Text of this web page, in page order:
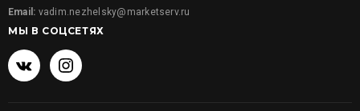
Email: vadim.nezhelsky@marketserv.ru
МЫ В СОЦСЕТЯХ